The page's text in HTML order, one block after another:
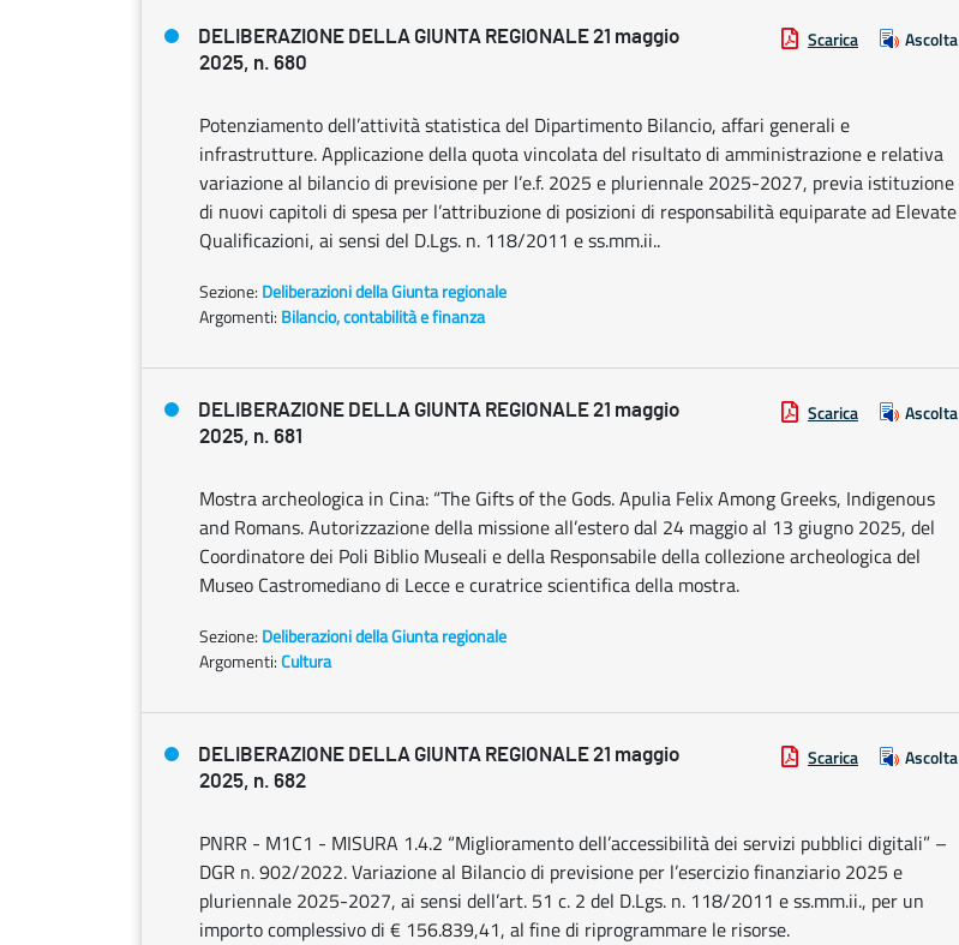
DELIBERAZIONE DELLA GIUNTA REGIONALE 21 maggio
2025, n. 680
Scarica Ascolta
Potenziamento dell’attività statistica del Dipartimento Bilancio, affari generali e
infrastrutture. Applicazione della quota vincolata del risultato di amministrazione e relativa
variazione al bilancio di previsione per l’e.f. 2025 e pluriennale 2025-2027, previa istituzione
di nuovi capitoli di spesa per l’attribuzione di posizioni di responsabilità equiparate ad Elevate
Qualificazioni, ai sensi del D.Lgs. n. 118/2011 e ss.mm.ii..
Sezione: Deliberazioni della Giunta regionale
Argomenti: Bilancio, contabilità e finanza
DELIBERAZIONE DELLA GIUNTA REGIONALE 21 maggio
2025, n. 681
Scarica Ascolta
Mostra archeologica in Cina: “The Gifts of the Gods. Apulia Felix Among Greeks, Indigenous
and Romans. Autorizzazione della missione all’estero dal 24 maggio al 13 giugno 2025, del
Coordinatore dei Poli Biblio Museali e della Responsabile della collezione archeologica del
Museo Castromediano di Lecce e curatrice scientifica della mostra.
Sezione: Deliberazioni della Giunta regionale
Argomenti:Cultura
DELIBERAZIONE DELLA GIUNTA REGIONALE 21 maggio
2025, n. 682
Scarica Ascolta
PNRR - M1C1 - MISURA 1.4.2 “Miglioramento dell’accessibilità dei servizi pubblici digitali” –
DGR n. 902/2022. Variazione al Bilancio di previsione per l’esercizio finanziario 2025 e
pluriennale 2025-2027, ai sensi dell’art. 51 c. 2 del D.Lgs. n. 118/2011 e ss.mm.ii., per un
importo complessivo di € 156.839,41, al fine di riprogrammare le risorse.